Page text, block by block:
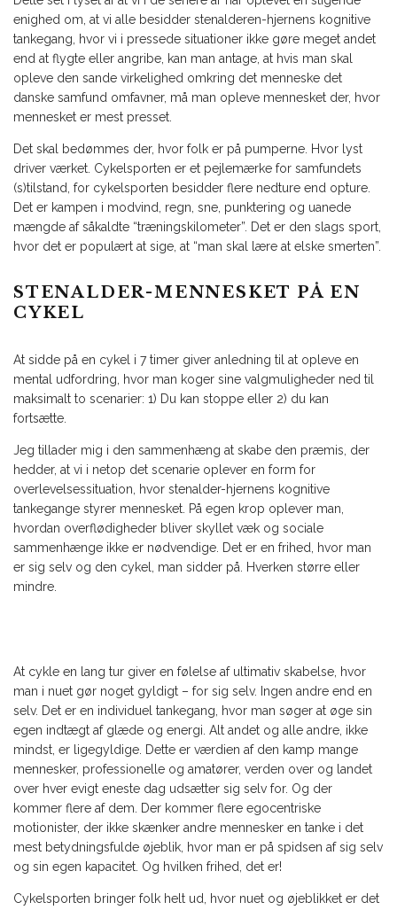
enighed om, at vi alle besidder stenalderen-hjernens kognitive
tankegang, hvor vi i pressede situationer ikke gøre meget andet
end at flygte eller angribe, kan man antage, at hvis man skal
opleve den sande virkelighed omkring det menneske det
danske samfund omfavner, må man opleve mennesket der, hvor
mennesket er mest presset.
Det skal bedømmes der, hvor folk er på pumperne. Hvor lyst
driver værket. Cykelsporten er et pejlemærke for samfundets
(s)tilstand, for cykelsporten besidder flere nedture end opture.
Det er kampen i modvind, regn, sne, punktering og uanede
mængde af såkaldte “træningskilometer”. Det er den slags sport,
hvor det er populært at sige, at “man skal lære at elske smerten”.
STENALDER-MENNESKET PÅ EN
CYKEL
At sidde på en cykel i 7 timer giver anledning til at opleve en
mental udfordring, hvor man koger sine valgmuligheder ned til
maksimalt to scenarier: 1) Du kan stoppe eller 2) du kan
fortsætte.
Jeg tillader mig i den sammenhæng at skabe den præmis, der
hedder, at vi i netop det scenarie oplever en form for
overlevelsessituation, hvor stenalder-hjernens kognitive
tankegange styrer mennesket. På egen krop oplever man,
hvordan overflødigheder bliver skyllet væk og sociale
sammenhænge ikke er nødvendige. Det er en frihed, hvor man
er sig selv og den cykel, man sidder på. Hverken større eller
mindre.
At cykle en lang tur giver en følelse af ultimativ skabelse, hvor
man i nuet gør noget gyldigt – for sig selv. Ingen andre end en
selv. Det er en individuel tankegang, hvor man søger at øge sin
egen indtægt af glæde og energi. Alt andet og alle andre, ikke
mindst, er ligegyldige. Dette er værdien af den kamp mange
mennesker, professionelle og amatører, verden over og landet
over hver evigt eneste dag udsætter sig selv for. Og der
kommer flere af dem. Der kommer flere egocentriske
motionister, der ikke skænker andre mennesker en tanke i det
mest betydningsfulde øjeblik, hvor man er på spidsen af sig selv
og sin egen kapacitet. Og hvilken frihed, det er!
Cykelsporten bringer folk helt ud, hvor nuet og øjeblikket er det